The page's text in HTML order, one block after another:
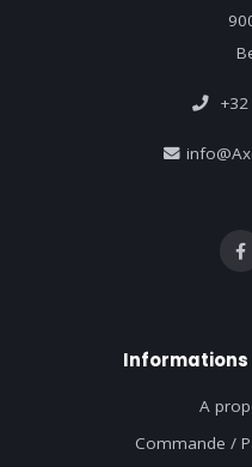
Informations
A
Commande /